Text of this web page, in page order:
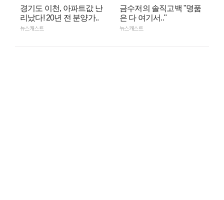
경기도 이천, 아파트값 난
리났다! 20년 전 분양가..
뉴스캐스트
금수저의 솔직고백 "명품
은 다 여기서.."
뉴스캐스트